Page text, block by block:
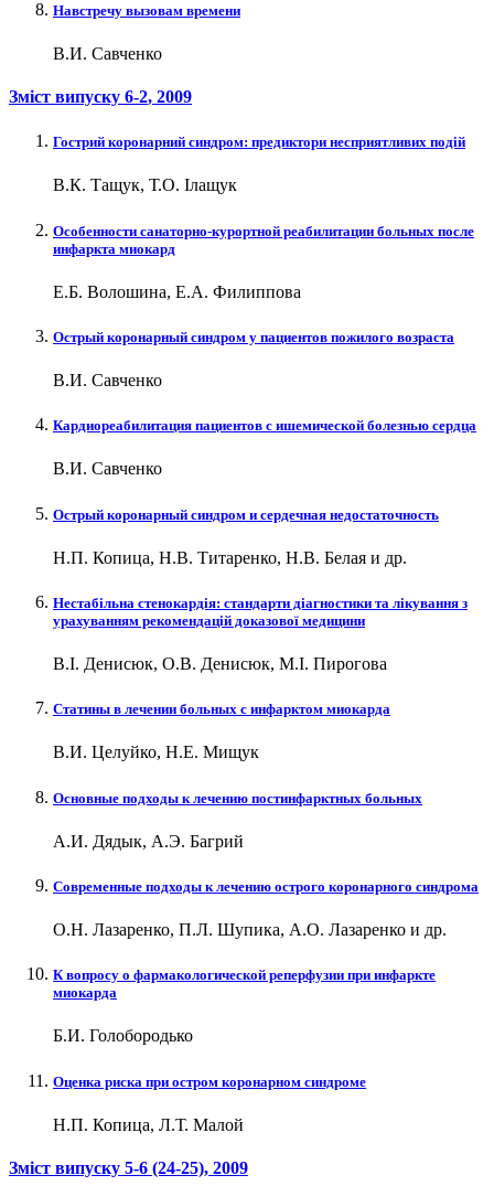
Навстречу вызовам времени
В.И. Савченко
Зміст випуску 6-2, 2009
Гострий коронарний синдром: предиктори несприятливих подій
В.К. Тащук, Т.О. Ілащук
Особенности санаторно-курортной реабилитации больных после
инфаркта миокард
Е.Б. Волошина, Е.А. Филиппова
Острый коронарный синдром у пациентов пожилого возраста
В.И. Савченко
Кардиореабилитация пациентов с ишемической болезнью сердца
В.И. Савченко
Острый коронарный синдром и сердечная недостаточность
Н.П. Копица, Н.В. Титаренко, Н.В. Белая и др.
Нестабільна стенокардія: стандарти діагностики та лікування з
урахуванням рекомендацій доказової медицини
В.І. Денисюк, О.В. Денисюк, М.І. Пирогова
Статины в лечении больных с инфарктом миокарда
В.И. Целуйко, Н.Е. Мищук
Основные подходы к лечению постинфарктных больных
А.И. Дядык, А.Э. Багрий
Современные подходы к лечению острого коронарного синдрома
О.Н. Лазаренко, П.Л. Шупика, А.О. Лазаренко и др.
К вопросу о фармакологической реперфузии при инфаркте
миокарда
Б.И. Голобородько
Оценка риска при остром коронарном синдроме
Н.П. Копица, Л.Т. Малой
Зміст випуску 5-6 (24-25), 2009